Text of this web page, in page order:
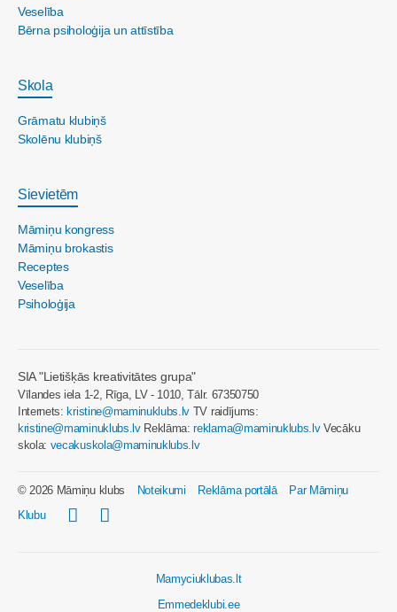
Veselība
Bērna psiholoģija un attīstība
Skola
Grāmatu klubiņš
Skolēnu klubiņš
Sievietēm
Māmiņu kongress
Māmiņu brokastis
Receptes
Veselība
Psiholoģija
SIA "Lietišķās kreativitātes grupa"
Vīlandes iela 1-2, Rīga, LV - 1010, Tālr. 67350750
Internets:kristine@maminuklubs.lv TV raidījums:
kristine@maminuklubs.lvReklāma:reklama@maminuklubs.lvVecāku
skola: vecakuskola@maminuklubs.lv
© 2026 Māmiņu klubs Noteikumi Reklāma portālā
Par Māmiņu
Klubu
Mamyciuklubas.lt
Emmedeklubi.ee